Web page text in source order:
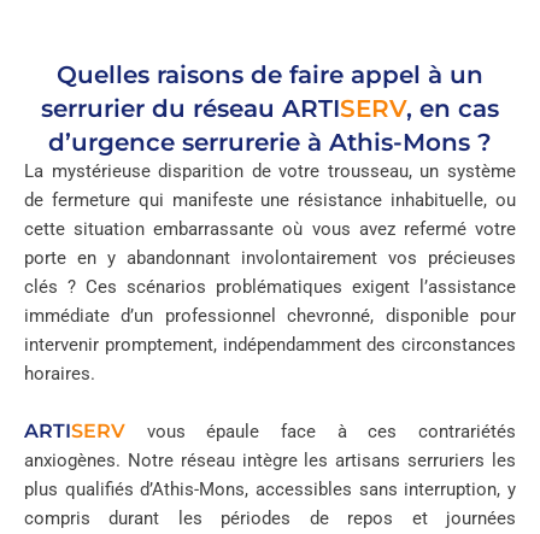
Quelles raisons de faire appel à un
serrurier du réseau ARTISERV, en cas
d’urgence serrurerie à Athis-Mons ?
La mystérieuse disparition de votre trousseau, un système
de fermeture qui manifeste une résistance inhabituelle, ou
cette situation embarrassante où vous avez refermé votre
porte en y abandonnant involontairement vos précieuses
clés ? Ces scénarios problématiques exigent l’assistance
immédiate d’un professionnel chevronné, disponible pour
intervenir promptement, indépendamment des circonstances
horaires.
ARTISERV vous épaule face à ces contrariétés
anxiogènes. Notre réseau intègre les artisans serruriers les
plus qualifiés d’Athis-Mons, accessibles sans interruption, y
compris durant les périodes de repos et journées